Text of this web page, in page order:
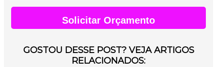
Solicitar Orçamento
GOSTOU DESSE POST? VEJA ARTIGOS
RELACIONADOS: